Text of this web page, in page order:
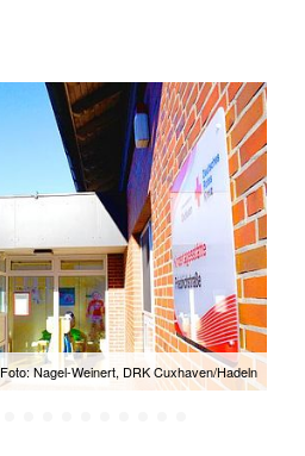
Foto: Nagel-Weinert, DRK Cuxhaven/Hadeln